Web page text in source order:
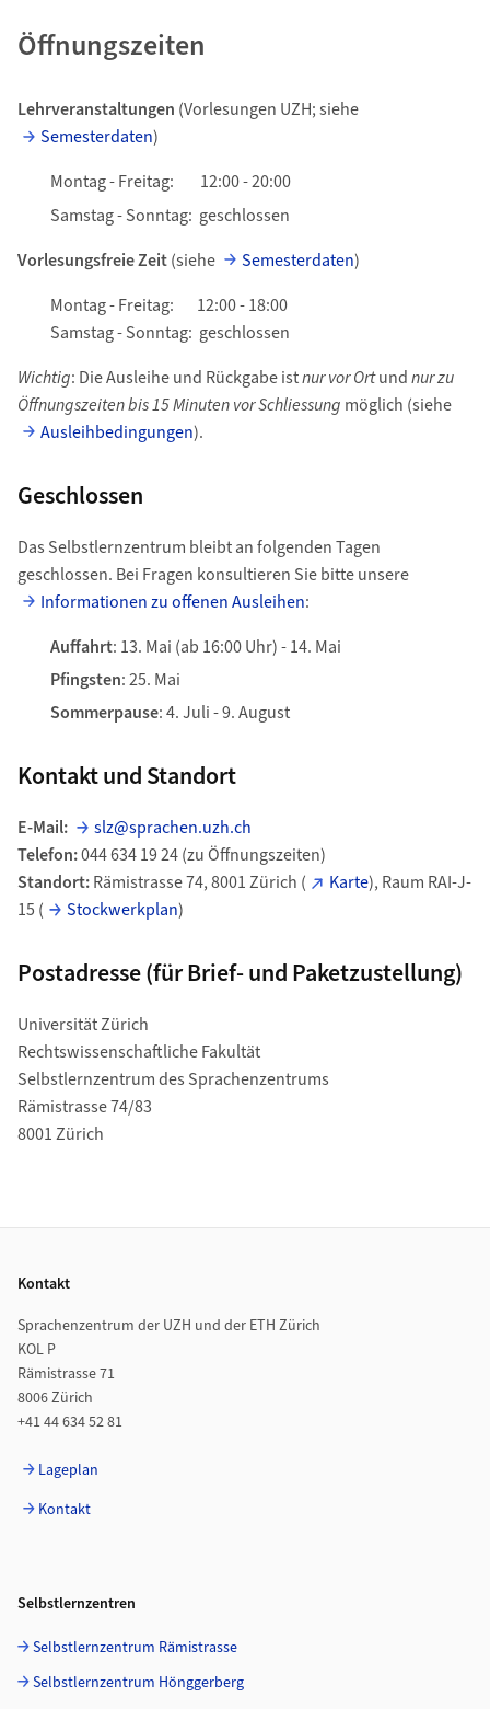
Öffnungszeiten
Lehrveranstaltungen (Vorlesungen UZH; siehe
Semesterdaten)
Montag - Freitag: 12:00 - 20:00
Samstag - Sonntag: geschlossen
Vorlesungsfreie Zeit(siehe Semesterdaten)
Montag - Freitag: 12:00 - 18:00
Samstag - Sonntag: geschlossen
Wichtig: Die Ausleihe und Rückgabe istnur vor Ortundnur zu
Öffnungszeiten bis 15 Minuten vor Schliessung möglich (siehe
Ausleihbedingungen).
Geschlossen
Das Selbstlernzentrum bleibt an folgenden Tagen
geschlossen. Bei Fragen konsultieren Sie bitte unsere
Informationen zu offenen Ausleihen:
Auffahrt: 13. Mai (ab 16:00 Uhr) - 14. Mai
Pfingsten: 25. Mai
Sommerpause: 4. Juli - 9. August
Kontakt und Standort
E-Mail:
slz@sprachen.uzh.ch
Telefon:044 634 19 24 (zu Öffnungszeiten)
Standort:Rämistrasse 74, 8001 Zürich ( Karte), Raum RAI-J-
15 (
Stockwerkplan)
Postadresse (für Brief- und Paketzustellung)
Universität Zürich
Rechtswissenschaftliche Fakultät
Selbstlernzentrum des Sprachenzentrums
Rämistrasse 74/83
8001 Zürich
Kontakt
Sprachenzentrum der UZH und der ETH Zürich
KOL P
Rämistrasse 71
8006 Zürich
+41 44 634 52 81
Lageplan
Kontakt
Selbstlernzentren
Selbstlernzentrum Rämistrasse
Selbstlernzentrum Hönggerberg